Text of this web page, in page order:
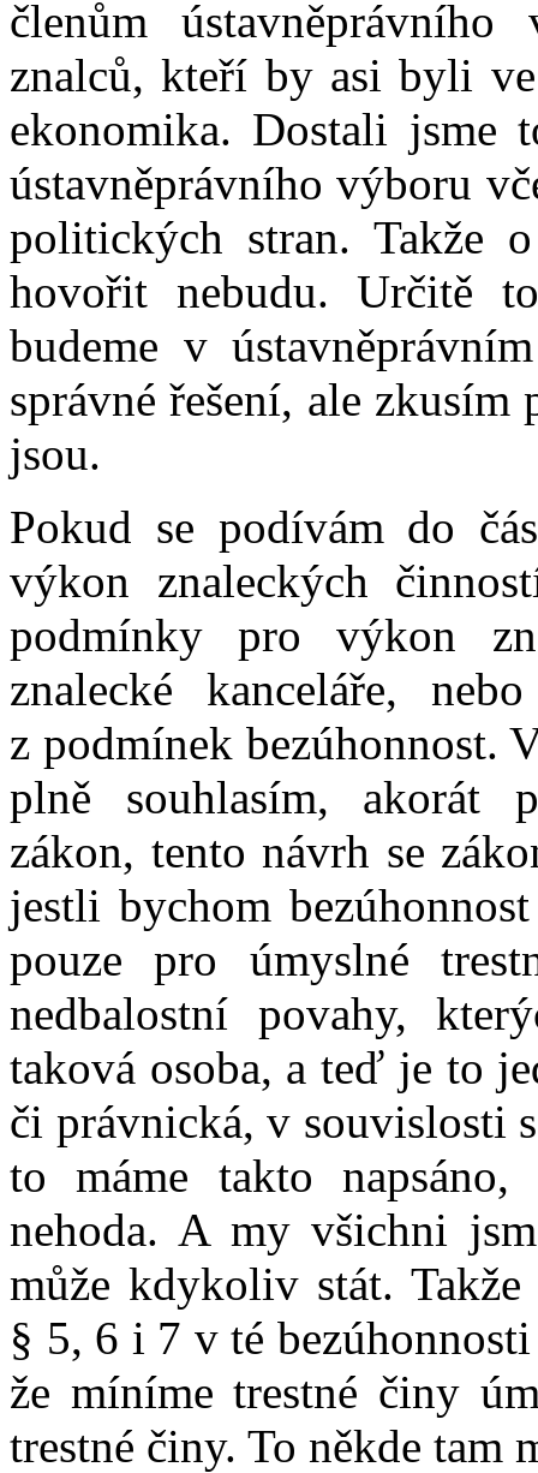
členům
znalců, kteří by asi byli
ekonomika. Dostali jsme
ústavněprávního výboru
politických stran. Takže
hovořit nebudu. Určitě
budeme v
správné řešení, ale
jsou.
Pokud se podívám do
výkon znaleckých
podmínky pro výkon
znalecké kanceláře,
z podmínek bezúhonnost.
plně souhlasím, akorát
zákon, tento návrh se
jestli bychom
pouze pro úmyslné
nedbalostní povahy,
taková osoba, a teď je to
či právnická, v souvislosti
to máme takto
nehoda. A my všichni
může kdykoliv stát.
§ 5, 6 i 7 v té
že míníme trestné činy
trestné činy. To někde